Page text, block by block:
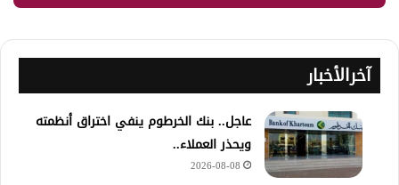
آخرالأخبار
عاجل.. بنك الخرطوم ينفي اختراق أنظمته
ويحذر العملاء..
2026-08-08